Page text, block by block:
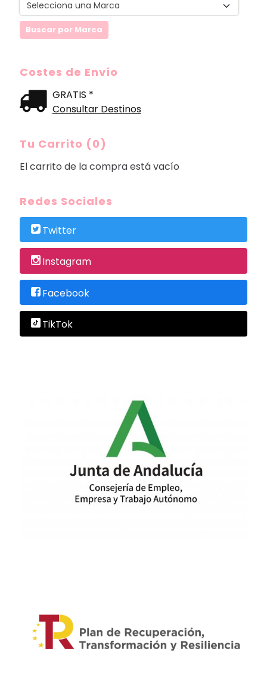
Costes de Envío
GRATIS *
Consultar Destinos
Tu Carrito (0)
El carrito de la compra está vacío
Redes Sociales
Twitter
Instagram
Facebook
TikTok